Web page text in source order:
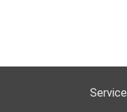
Service